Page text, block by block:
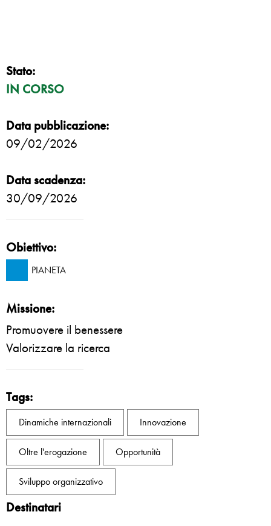
Stato:
IN CORSO
Data pubblicazione:
09/02/2026
Data scadenza:
30/09/2026
Obiettivo:
PIANETA
Missione:
Promuovere il benessere
Valorizzare la ricerca
Tags:
Dinamiche internazionali Innovazione
Oltre l'erogazione Opportunità
Sviluppo organizzativo
Destinatari